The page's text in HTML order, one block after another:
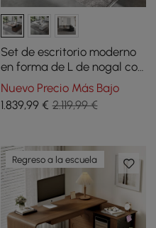
Set de escritorio moderno
en forma de L de nogal con
forma de L y silla de
escritorio reclinable de
cuero (71.5 pulgadas)
Nuevo Precio Más Bajo
1.839,99€ 2.119,99 €
Regreso a la escuela